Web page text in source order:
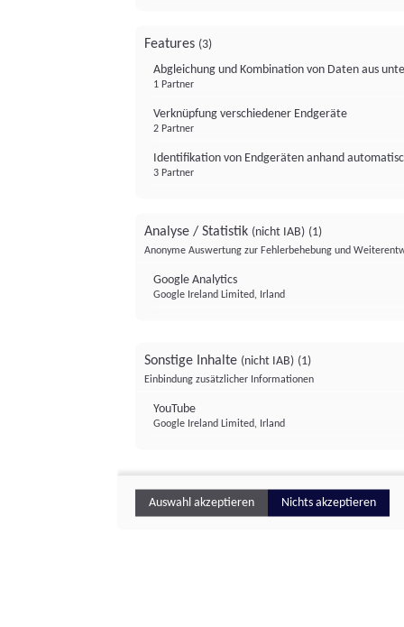
Features (3)
Abgleichung und Kombination von Daten aus
1 Partner
Verknüpfung verschiedener Endgeräte
2 Partner
Identifikation von Endgeräten anhand
3 Partner
Analyse / Statistik (nicht IAB) (1)
Anonyme Auswertung zur Fehlerbehebung und
Google Analytics
Google Ireland Limited, Irland
Sonstige Inhalte (nicht IAB) (1)
Einbindung zusätzlicher Informationen
YouTube
Google Ireland Limited, Irland
Auswahl akzeptieren Nichts akzeptieren